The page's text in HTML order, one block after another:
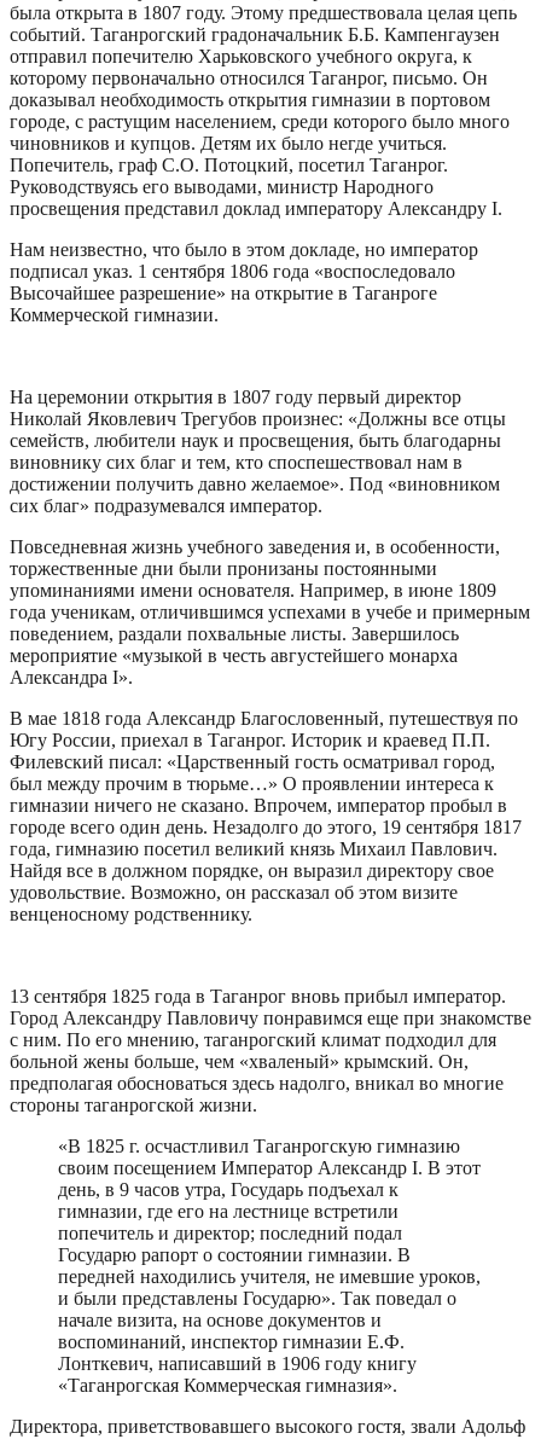
была открыта в 1807 году. Этому предшествовала целая цепь
событий. Таганрогский градоначальник Б.Б. Кампенгаузен
отправил попечителю Харьковского учебного округа, к
которому первоначально относился Таганрог, письмо. Он
доказывал необходимость открытия гимназии в портовом
городе, с растущим населением, среди которого было много
чиновников и купцов. Детям их было негде учиться.
Попечитель, граф С.О. Потоцкий, посетил Таганрог.
Руководствуясь его выводами, министр Народного
просвещения представил доклад императору Александру I.
Нам неизвестно, что было в этом докладе, но император
подписал указ. 1 сентября 1806 года «воспоследовало
Высочайшее разрешение» на открытие в Таганроге
Коммерческой гимназии.
На церемонии открытия в 1807 году первый директор
Николай Яковлевич Трегубов произнес: «Должны все отцы
семейств, любители наук и просвещения, быть благодарны
виновнику сих благ и тем, кто споспешествовал нам в
достижении получить давно желаемое». Под «виновником
сих благ» подразумевался император.
Повседневная жизнь учебного заведения и, в особенности,
торжественные дни были пронизаны постоянными
упоминаниями имени основателя. Например, в июне 1809
года ученикам, отличившимся успехами в учебе и примерным
поведением, раздали похвальные листы. Завершилось
мероприятие «музыкой в честь августейшего монарха
Александра I».
В мае 1818 года Александр Благословенный, путешествуя по
Югу России, приехал в Таганрог. Историк и краевед П.П.
Филевский писал: «Царственный гость осматривал город,
был между прочим в тюрьме…» О проявлении интереса к
гимназии ничего не сказано. Впрочем, император пробыл в
городе всего один день. Незадолго до этого, 19 сентября 1817
года, гимназию посетил великий князь Михаил Павлович.
Найдя все в должном порядке, он выразил директору свое
удовольствие. Возможно, он рассказал об этом визите
венценосному родственнику.
13 сентября 1825 года в Таганрог вновь прибыл император.
Город Александру Павловичу понравимся еще при знакомстве
с ним. По его мнению, таганрогский климат подходил для
больной жены больше, чем «хваленый» крымский. Он,
предполагая обосноваться здесь надолго, вникал во многие
стороны таганрогской жизни.
«В 1825 г. осчастливил Таганрогскую гимназию
своим посещением Император Александр I. В этот
день, в 9 часов утра, Государь подъехал к
гимназии, где его на лестнице встретили
попечитель и директор; последний подал
Государю рапорт о состоянии гимназии. В
передней находились учителя, не имевшие уроков,
и были представлены Государю». Так поведал о
начале визита, на основе документов и
воспоминаний, инспектор гимназии Е.Ф.
Лонткевич, написавший в 1906 году книгу
«Таганрогская Коммерческая гимназия».
Директора, приветствовавшего высокого гостя, звали Адольф